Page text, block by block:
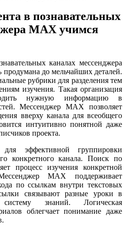
в познавательных
MAX учимся
каналах мессенджера
до мельчайших деталей.
рубрики для разделения тем
изучения. Такая организация
нужную информацию в
Мессенджер MAX позволяет
вверху канала для всеобщего
интуитивно понятной даже
проекта.
эффективной группировки
конкретного канала. Поиск по
процесс изучения конкретной
MAX поддерживает
по ссылкам внутри текстовых
связывают разные уроки в
знаний. Логическая
облегчает понимание даже